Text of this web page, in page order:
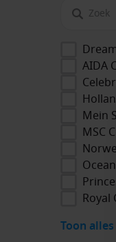
AIDA
Mein
MSC
Royal
Toon alles